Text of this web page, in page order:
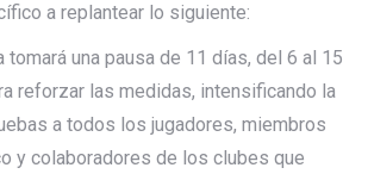
a replantear lo siguiente:
tomará una pausa de 11 días, del 6 al 15
reforzar las medidas, intensificando la
a todos los jugadores, miembros
y colaboradores de los clubes que